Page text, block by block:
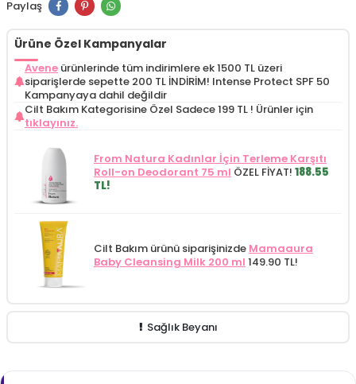
Paylaş
Ürüne Özel Kampanyalar
Avene ürünlerinde tüm indirimlere ek 1500 TL üzeri
siparişlerde sepette 200 TL İNDİRİM! Intense Protect SPF 50
Kampanyaya dahil değildir
Cilt Bakım Kategorisine Özel Sadece 199 TL ! Ürünler için
tıklayınız.
From Natura Kadınlar İçin Terleme Karşıtı
Roll-on Deodorant 75 ml ÖZEL FİYAT! 188.55
TL!
Cilt Bakım ürünü siparişinizde Mamaaura
Baby Cleansing Milk 200 ml 149.90 TL!
Sağlık Beyanı